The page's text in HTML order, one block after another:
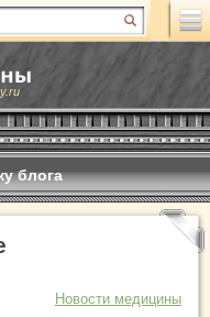
блога
Новости медицины